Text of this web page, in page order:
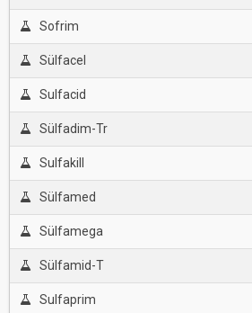
Sofrim
Sülfacel
Sulfacid
Sülfadim-Tr
Sulfakill
Sülfamed
Sülfamega
Sülfamid-T
Sulfaprim